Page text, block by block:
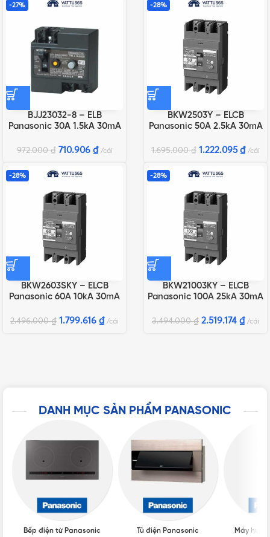
-27%
BJJ23032-8 – ELB
Panasonic 30A 1.5kA 30mA
972.000₫ 710.906 ₫ cái
-28%
BKW2503Y – ELCB
Panasonic 50A 2.5kA 30mA
1.695.000₫ 1.222.095 ₫ cái
-28%
BKW2603SKY – ELCB
Panasonic 60A 10kA 30mA
2.496.000₫ 1.799.616 ₫ cái
-28%
BKW21003KY – ELCB
Panasonic 100A 25kA 30mA
3.494.000₫ 2.519.174 ₫ cái
DANH MỤC SẢN PHẨM PANASONIC
Bếp điện từ Panasonic Tủ điện Panasonic Máy hút